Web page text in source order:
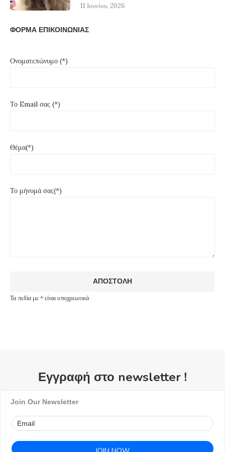
11 Ιουνίου, 2026
ΦΟΡΜΑ ΕΠΙΚΟΙΝΩΝΙΑΣ
Ονοματεπώνυμο (*)
Το Email σας (*)
Θέμα(*)
Το μήνυμά σας(*)
Τα πεδία με * είναι υποχρεωτικά
Εγγραφή στο newsletter !
Join Our Newsletter